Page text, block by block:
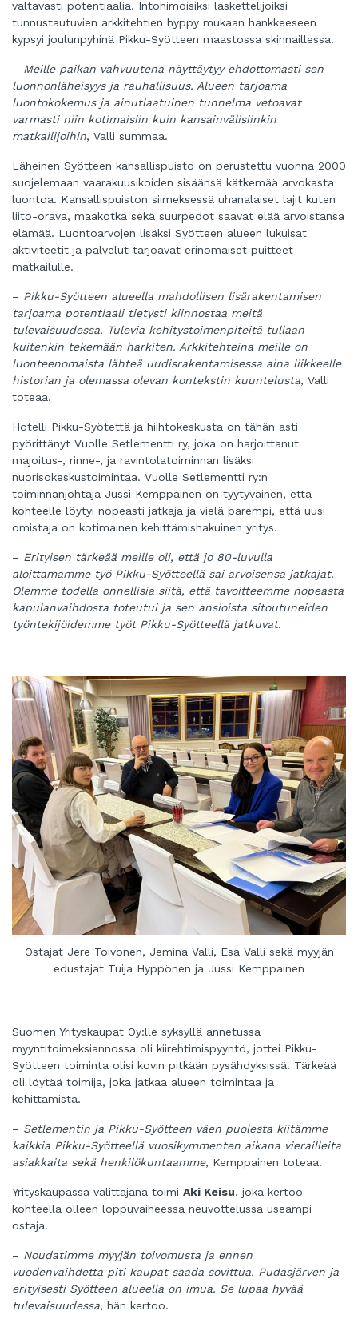
valtavasti potentiaalia. Intohimoisiksi laskettelijoiksi
tunnustautuvien arkkitehtien hyppy mukaan hankkeeseen
kypsyi joulunpyhinä Pikku-Syötteen maastossa skinnaillessa.
– Meille paikan vahvuutena näyttäytyy ehdottomasti sen
luonnonläheisyys ja rauhallisuus. Alueen tarjoama
luontokokemus ja ainutlaatuinen tunnelma vetoavat
varmasti niin kotimaisiin kuin kansainvälisiinkin
matkailijoihin, Valli summaa.
Läheinen Syötteen kansallispuisto on perustettu vuonna 2000
suojelemaan vaarakuusikoiden sisäänsä kätkemää arvokasta
luontoa. Kansallispuiston siimeksessä uhanalaiset lajit kuten
liito-orava, maakotka sekä suurpedot saavat elää arvoistansa
elämää. Luontoarvojen lisäksi Syötteen alueen lukuisat
aktiviteetit ja palvelut tarjoavat erinomaiset puitteet
matkailulle.
– Pikku-Syötteen alueella mahdollisen lisärakentamisen
tarjoama potentiaali tietysti kiinnostaa meitä
tulevaisuudessa. Tulevia kehitystoimenpiteitä tullaan
kuitenkin tekemään harkiten. Arkkitehteina meille on
luonteenomaista lähteä uudisrakentamisessa aina liikkeelle
historian ja olemassa olevan kontekstin kuuntelusta, Valli
toteaa.
Hotelli Pikku-Syötettä ja hiihtokeskusta on tähän asti
pyörittänyt Vuolle Setlementti ry, joka on harjoittanut
majoitus-, rinne-, ja ravintolatoiminnan lisäksi
nuorisokeskustoimintaa. Vuolle Setlementti ry:n
toiminnanjohtaja Jussi Kemppainen on tyytyväinen, että
kohteelle löytyi nopeasti jatkaja ja vielä parempi, että uusi
omistaja on kotimainen kehittämishakuinen yritys.
– Erityisen tärkeää meille oli, että jo 80-luvulla
aloittamamme työ Pikku-Syötteellä sai arvoisensa jatkajat.
Olemme todella onnellisia siitä, että tavoitteemme nopeasta
kapulanvaihdosta toteutui ja sen ansioista sitoutuneiden
työntekijöidemme työt Pikku-Syötteellä jatkuvat.
Ostajat Jere Toivonen, Jemina Valli, Esa Valli sekä myyjän
edustajat Tuija Hyppönen ja Jussi Kemppainen
Suomen Yrityskaupat Oy:lle syksyllä annetussa
myyntitoimeksiannossa oli kiirehtimispyyntö, jottei Pikku-
Syötteen toiminta olisi kovin pitkään pysähdyksissä. Tärkeää
oli löytää toimija, joka jatkaa alueen toimintaa ja
kehittämistä.
– Setlementin ja Pikku-Syötteen väen puolesta kiitämme
kaikkia Pikku-Syötteellä vuosikymmenten aikana vierailleita
asiakkaita sekä henkilökuntaamme, Kemppainen toteaa.
Yrityskaupassa välittäjänä toimi Aki Keisu, joka kertoo
kohteella olleen loppuvaiheessa neuvottelussa useampi
ostaja.
– Noudatimme myyjän toivomusta ja ennen
vuodenvaihdetta piti kaupat saada sovittua. Pudasjärven ja
erityisesti Syötteen alueella on imua. Se lupaa hyvää
tulevaisuudessa, hän kertoo.